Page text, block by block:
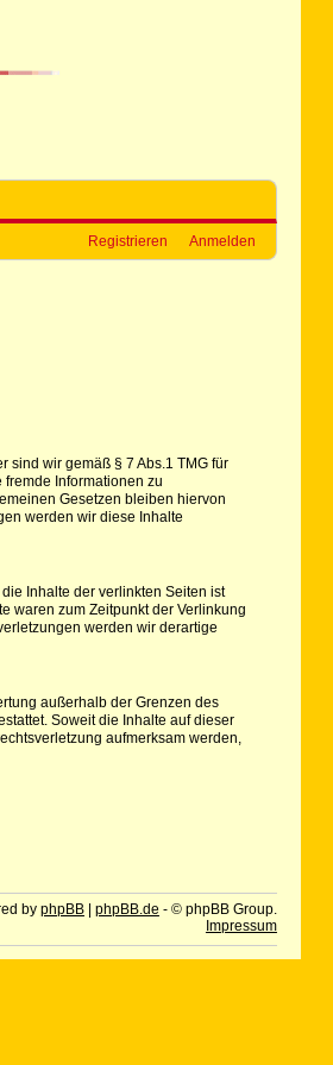
Registrieren Anmelden
sind wir gemäß § 7 Abs.1 TMG für
Informationen zu
Gesetzen bleiben hiervon
werden wir diese Inhalte
Inhalte der verlinkten Seiten ist
waren zum Zeitpunkt der Verlinkung
werden wir derartige
außerhalb der Grenzen des
Soweit die Inhalte auf dieser
aufmerksam werden,
by phpBB| phpBB.de - © phpBB Group.
Impressum